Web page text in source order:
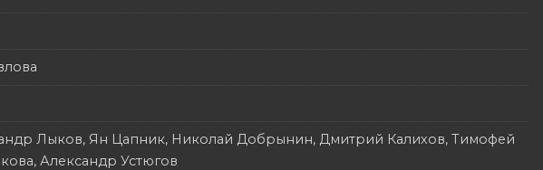
Лыков, Ян Цапник, Николай Добрынин, Дмитрий Калихов, Тимофей
Александр Устюгов